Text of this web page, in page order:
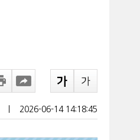
2026-06-14 14:18:45